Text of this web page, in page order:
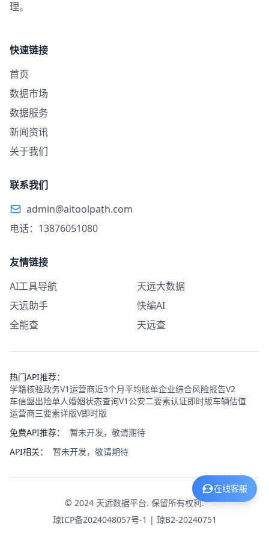
在线客服
理。
快速链接
首页
数据市场
数据服务
新闻资讯
关于我们
联系我们
admin@aitoolpath.com
电话：13876051080
友情链接
AI工具导航
天远大数据
天远助手
快编AI
全能查
天远查
热门API推荐：
学籍核验政务V1运营商近3个月平均账单企业综合风险报告V2
车信盟出险单人婚姻状态查询V1 公安二要素认证即时版车辆估值
运营商三要素详版V即时版
免费API推荐：
暂未开发，敬请期待
API相关：
暂未开发，敬请期待
© 2024 天远数据平台. 保留所有权利.
琼ICP备2024048057号-1 | 琼B2-20240751